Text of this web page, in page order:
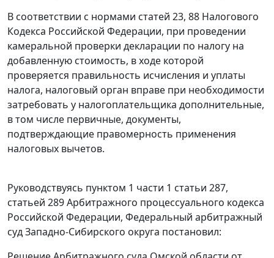
В соответствии с нормами статей 23, 88 Налогового
Кодекса Российской Федерации, при проведении
камеральной проверки декларации по налогу на
добавленную стоимость, в ходе которой
проверяется правильность исчисления и уплаты
налога, налоговый орган вправе при необходимости
затребовать у налогоплательщика дополнительные,
в том числе первичные, документы,
подтверждающие правомерность применения
налоговых вычетов.
Руководствуясь пунктом 1 части 1 статьи 287,
статьей 289Арбитражного процессуального кодекса
Российской Федерации, Федеральный арбитражный
суд Западно-Сибирского округа постановил: